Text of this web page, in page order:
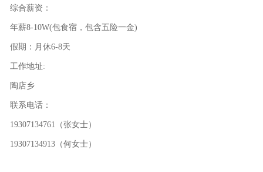
综合薪资：
年薪8-10W(包食宿，包含五险一金)
假期：月休6-8天
工作地址:
陶店乡
联系电话：
19307134761（张女士）
19307134913（何女士）